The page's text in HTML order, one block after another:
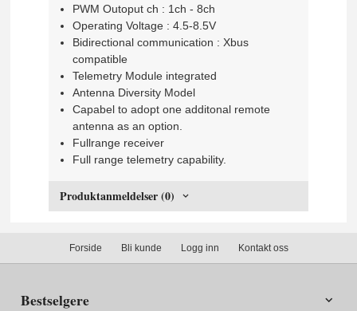
PWM Outoput ch : 1ch - 8ch
Operating Voltage : 4.5-8.5V
Bidirectional communication : Xbus
compatible
Telemetry Module integrated
Antenna Diversity Model
Capabel to adopt one additonal remote
antenna as an option.
Fullrange receiver
Full range telemetry capability.
Produktanmeldelser (0)
Forside Bli kunde Logg inn Kontakt oss
Bestselgere